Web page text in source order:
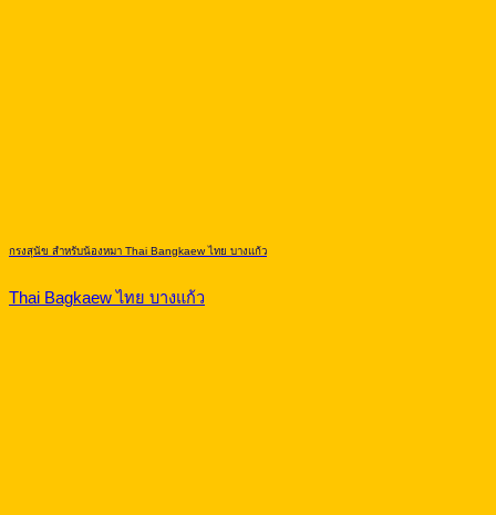
กรงสุนัข สำหรับน้องหมา Thai Bangkaew ไทย บางแก้ว
Thai Bagkaew ไทย บางแก้ว